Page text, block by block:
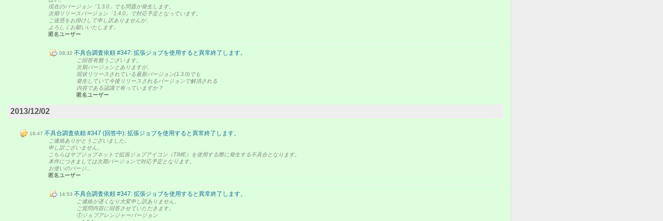
現在のバージョン「1.3.0」でも問題が発生します。
次期リリースバージョン「1.4.0」で対応予定となっています。
ご迷惑をお掛けして申し訳ありませんが、
よろしくお願いいたします。
匿名ユーザー
08:32 不具合調査依頼 #347: 拡張ジョブを使用すると異常終了します。
ご回答有難うございます。
次期バージョンとありますが、
現状リリースされている最新バージョン(1.3.0)でも
発生していて今後リリースされるバージョンで解消される
内容である認識で有っていますか？
匿名ユーザー
2013/12/02
16:47 不具合調査依頼 #347 (回答中): 拡張ジョブを使用すると異常終了します。
ご連絡ありがとうございました。
申し訳ございません。
こちらはサブジョブネットで拡張ジョブアイコン（TIME）を使用する際に発生する不具合となります。
本件につきましては次期バージョンで対応予定となります。
お使いのバージ...
匿名ユーザー
14:53 不具合調査依頼 #347: 拡張ジョブを使用すると異常終了します。
ご連絡が遅くなり大変申し訳ありません。
ご質問内容に回答させていただきます。
①ジョブアレンジャーバージョン